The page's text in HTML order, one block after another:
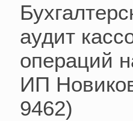
аудит
операций
ИП
9462)